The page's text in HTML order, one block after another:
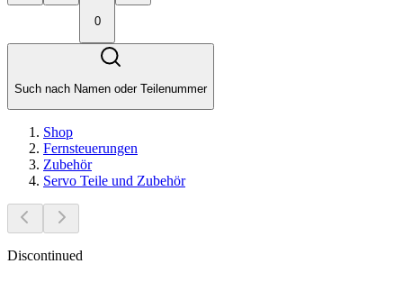
0
Such nach Namen oder Teilenummer
Shop
Fernsteuerungen
Zubehör
Servo Teile und Zubehör
Discontinued